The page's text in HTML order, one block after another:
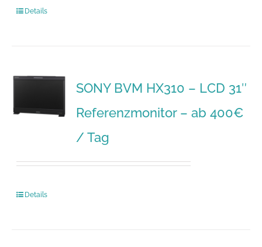
Details
SONY BVM HX310 – LCD 31″
Referenzmonitor – ab 400€
/ Tag
Details